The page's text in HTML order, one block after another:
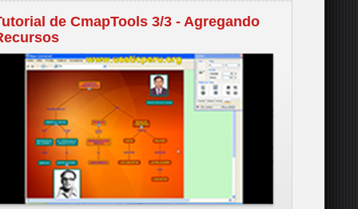
de CmapTools 3/3 - Agregando